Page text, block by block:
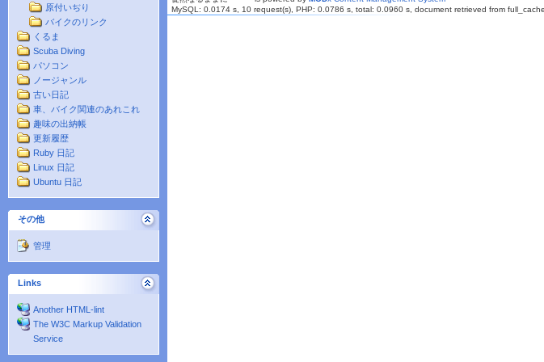
原付いぢり
バイクのリンク
くるま
Scuba Diving
パソコン
ノージャンル
古い日記
車、バイク関連のあれこれ
趣味の出納帳
更新履歴
Ruby 日記
Linux 日記
Ubuntu 日記
その他
管理
Links
Another HTML-lint
The W3C Markup Validation
Service
MySQL: 0.0174 s, 10 request(s), PHP: 0.0786 s, total: 0.0960 s, document retrieved from